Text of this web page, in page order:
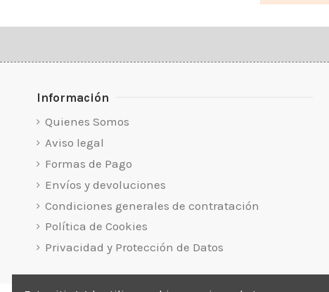
Información
Quienes Somos
Aviso legal
Formas de Pago
Envíos y devoluciones
Condiciones generales de contratación
Política de Cookies
Privacidad y Protección de Datos